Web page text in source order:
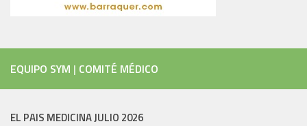
EQUIPO SYM | COMITÉ MÉDICO
EL PAIS MEDICINA JULIO 2026